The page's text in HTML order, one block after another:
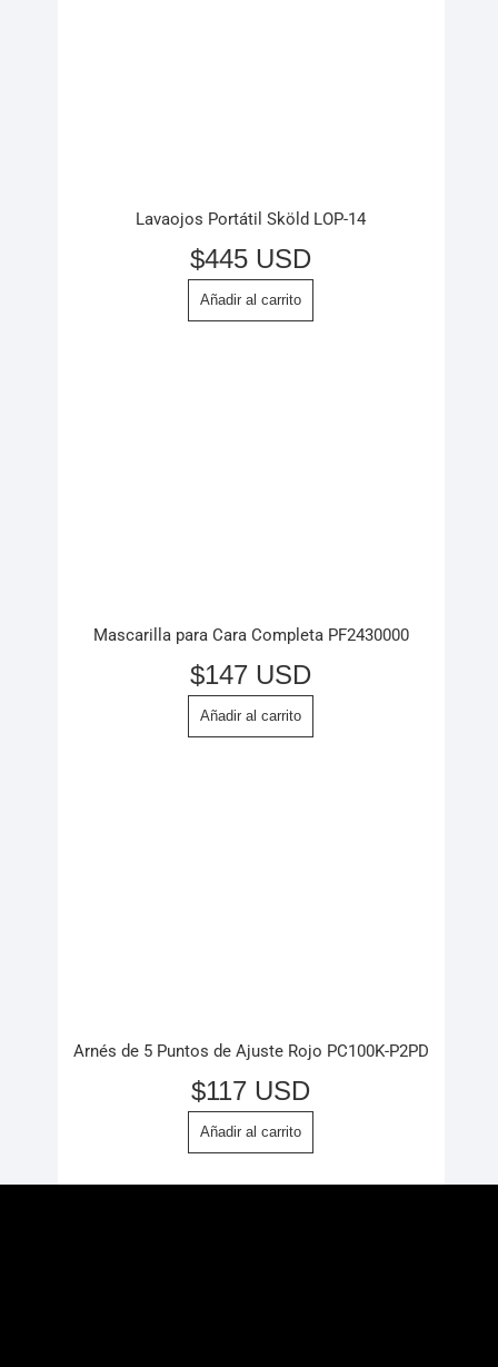
Lavaojos Portátil Sköld LOP-14
$445 USD
Añadir al carrito
Mascarilla para Cara Completa PF2430000
$147 USD
Añadir al carrito
Arnés de 5 Puntos de Ajuste Rojo PC100K-P2PD
$117 USD
Añadir al carrito